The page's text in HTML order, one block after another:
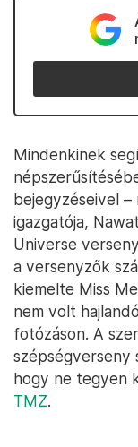
Mindenkinek
bejegyzéseivel
igazgatója,
Universe
a versenyzők
kiemelte Miss
nem volt
fotózáson. A
szépségverseny
hogy ne tegyen
TMZ.